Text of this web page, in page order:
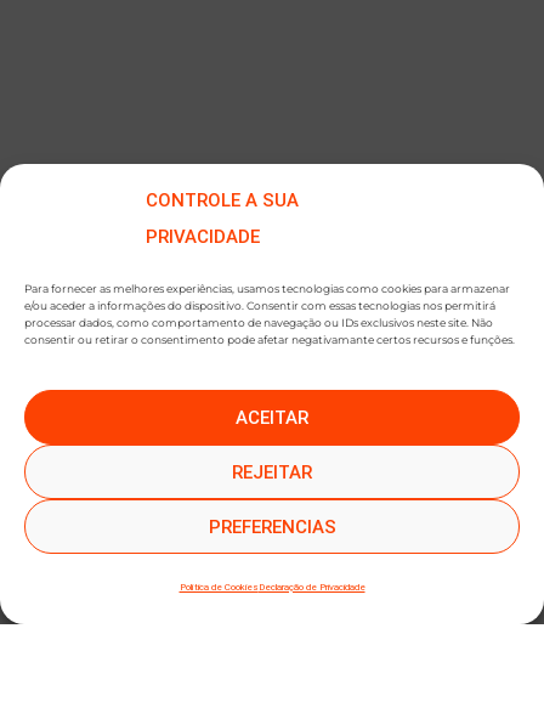
CONTROLE A SUA
PRIVACIDADE
Para fornecer as melhores experiências, usamos tecnologias como cookies para armazenar
e/ou aceder a informações do dispositivo. Consentir com essas tecnologias nos permitirá
processar dados, como comportamento de navegação ou IDs exclusivos neste site. Não
consentir ou retirar o consentimento pode afetar negativamante certos recursos e funções.
ACEITAR
REJEITAR
PREFERENCIAS
Política de Cookies Declaração de Privacidade
●SUBSCREVER NEWSLETTER●